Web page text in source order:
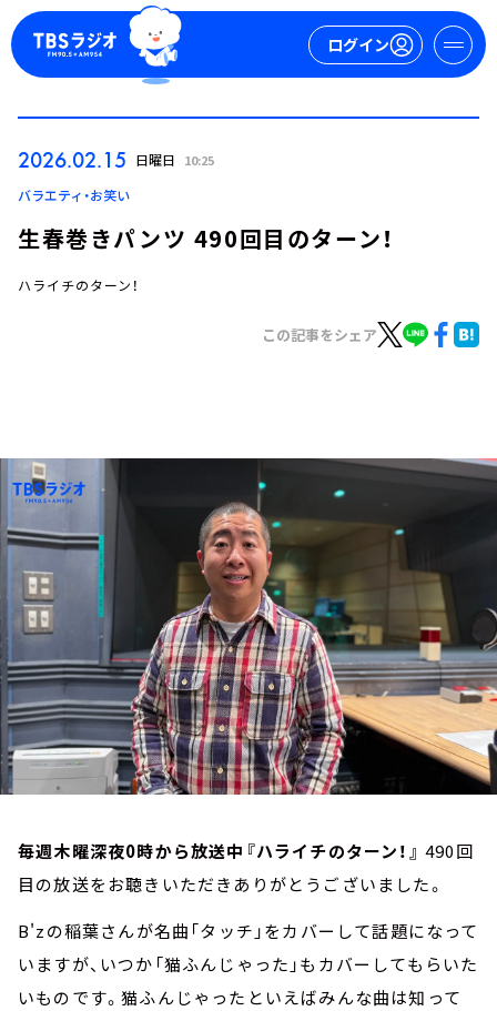
ログイン
ログイン
トピックス
TBS Podcast
お知らせ
イベント・グッズ
YouTube
会社情報
2026.02.15 日曜日 10:25
バラエティ・お笑い
生春巻きパンツ 490回目のターン！
ハライチのターン！
この記事をシェア
毎週木曜深夜0時から放送中『ハライチのターン！』 490回
目の放送をお聴きいただきありがとうございました。
B'zの稲葉さんが名曲「タッチ」をカバーして話題になって
いますが、いつか「猫ふんじゃった」もカバーしてもらいた
いものです。猫ふんじゃったといえばみんな曲は知って